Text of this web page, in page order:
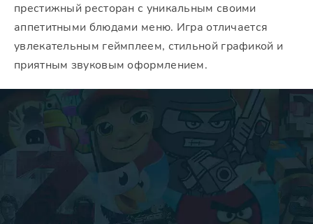
престижный ресторан с уникальным своими
аппетитными блюдами меню. Игра отличается
увлекательным геймплеем, стильной графикой и
приятным звуковым оформлением.